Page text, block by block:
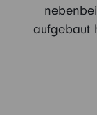
FFB (Kunden)
aufgebaut